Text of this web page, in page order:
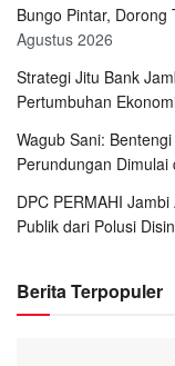
Bungo Pintar,
Agustus 2026
Strategi Jitu Bank
Pertumbuhan
Wagub Sani:
Perundungan Dimulai
DPC PERMAHI
Publik dari Polusi
Berita Terpopuler